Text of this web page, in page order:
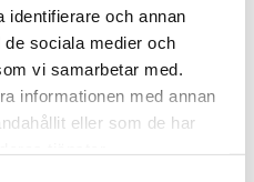
identifierare och annan
sociala medier och
vi samarbetar med.
informationen med annan
eller som de har